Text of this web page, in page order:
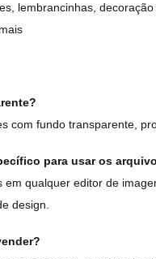
lembrancinhas,
com fundo transparente,
para usar os
qualquer editor de
design.